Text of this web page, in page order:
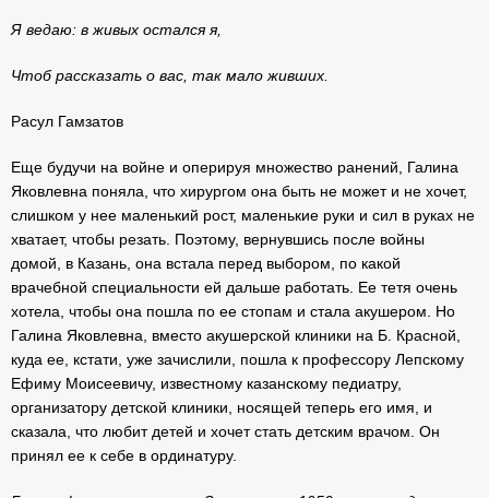
Я ведаю: в живых остался я,
Чтоб рассказать о вас, так мало живших.
Расул Гамзатов
Еще будучи на войне и оперируя множество ранений, Галина
Яковлевна поняла, что хирургом она быть не может и не хочет,
слишком у нее маленький рост, маленькие руки и сил в руках не
хватает, чтобы резать. Поэтому, вернувшись после войны
домой, в Казань, она встала перед выбором, по какой
врачебной специальности ей дальше работать. Ее тетя очень
хотела, чтобы она пошла по ее стопам и стала акушером. Но
Галина Яковлевна, вместо акушерской клиники на Б. Красной,
куда ее, кстати, уже зачислили, пошла к профессору Лепскому
Ефиму Моисеевичу, известному казанскому педиатру,
организатору детской клиники, носящей теперь его имя, и
сказала, что любит детей и хочет стать детским врачом. Он
принял ее к себе в ординатуру.